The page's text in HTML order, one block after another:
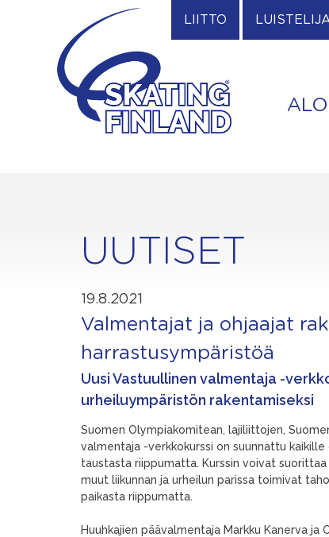
LIITTO
UUTISET
19.8.2021
Valmentajat ja ohjaajat
harrastusympäristöä
Uusi Vastuullinen valmentaja -
urheiluympäristön rakentamiseksi
Suomen Olympiakomitean, lajiliittojen,
valmentaja -verkkokurssi on suunnattu
taustasta riippumatta. Kurssin voivat
muut liikunnan ja urheilun parissa toimivat
paikasta riippumatta.
Huuhkajien päävalmentaja Markku Kanerva